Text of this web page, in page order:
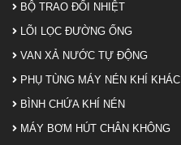
BỘ TRAO ĐỔI NHIỆT
LÕI LỌC ĐƯỜNG ỐNG
VAN XẢ NƯỚC TỰ ĐỘNG
PHỤ TÙNG MÁY NÉN KHÍ KHÁC
BÌNH CHỨA KHÍ NÉN
MÁY BƠM HÚT CHÂN KHÔNG